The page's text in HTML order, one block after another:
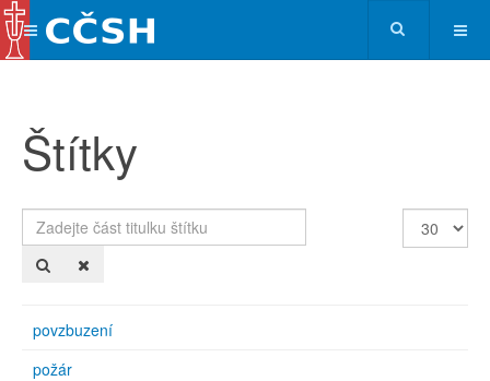
Štítky
Zadejte
část
titulku
Počet
zobrazení
povzbuzení
požár